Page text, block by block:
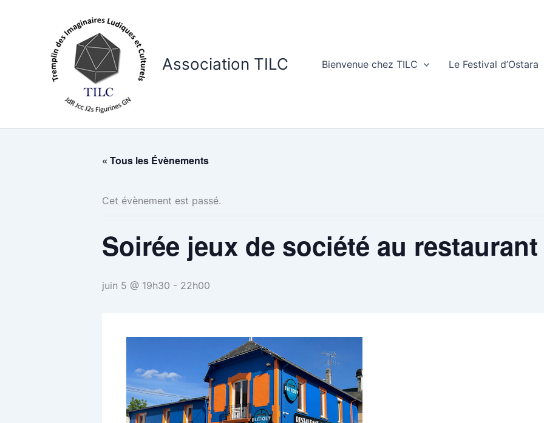
Association TILC Bienvenue chez TILC Le Festival d’Ostara
« Tous les Évènements
Cet évènement est passé.
Soirée jeux de société au
juin 5 @ 19h30 - 22h00